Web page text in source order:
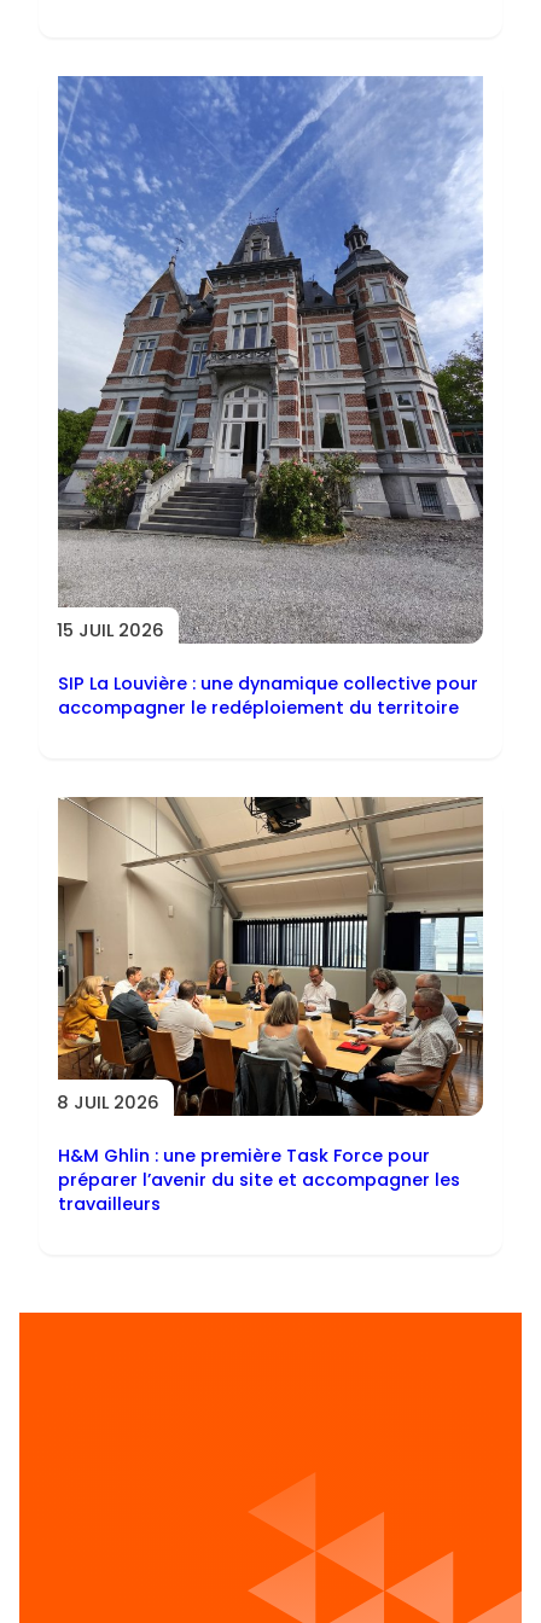
15 JUIL 2026
SIP La Louvière : une dynamique collective pour
accompagner le redéploiement du territoire
8 JUIL 2026
H&M Ghlin : une première Task Force pour
préparer l’avenir du site et accompagner les
travailleurs